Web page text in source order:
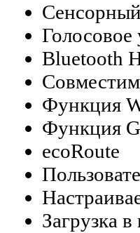
Голосовое
Bluetooth
Функция
Функция
ecoRoute
Загрузка